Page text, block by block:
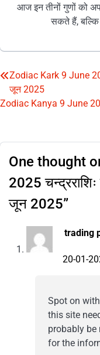
आज इन तीनों गुणों को
सकते हैं, बल्कि
Post
navigation
Zodiac Kark 9 June
जून 2025
Zodiac Kanya 9 June
One thought
2025
जून 2025”
trading
20-01-
Spot on
this site
probably be
for the